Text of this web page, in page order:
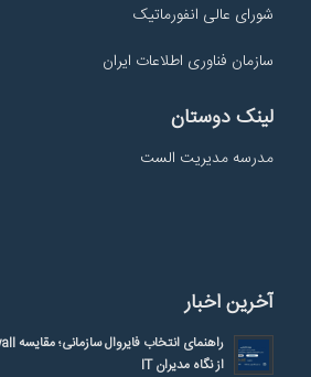
شورای عالی انفورماتیک
سازمان فناوری اطلاعات ایران
لینک دوستان
مدرسه مدیریت الست
آخرین اخبار
از نگاه مدیران IT